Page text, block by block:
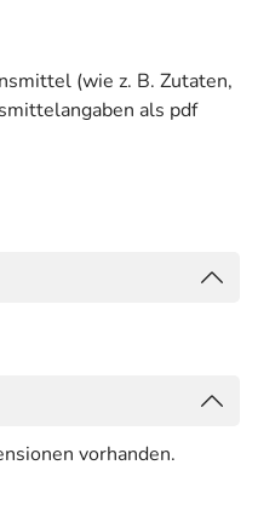
(wie z. B. Zutaten,
als pdf
vorhanden.